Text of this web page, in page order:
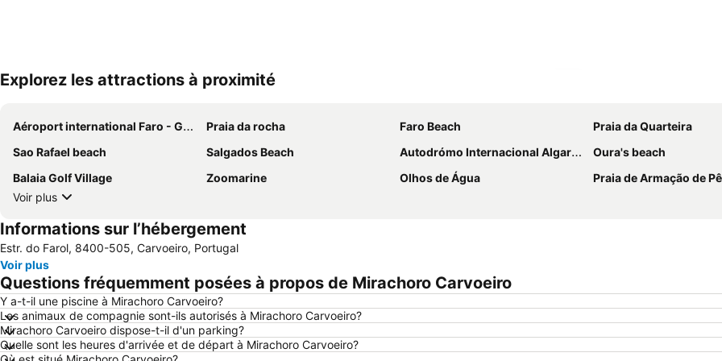
Explorez les attractions à proximité
Aéroport international Faro - Gago Coutinho Praia da rocha Faro Beach
Praia da Quarteira
Sao Rafael beach
Salgados Beach Autodrómo Internacional Algarve
Oura's beach
Balaia Golf Village
Zoomarine Olhos de Água
Praia de Armação de
Voir plus
Informations sur l’hébergement
Estr. do Farol, 8400-505, Carvoeiro, Portugal
Voir plus
Questions fréquemment posées à propos de Mirachoro Carvoeiro
Y a-t-il une piscine à Mirachoro Carvoeiro?
Les animaux de compagnie sont-ils autorisés à Mirachoro Carvoeiro?
Mirachoro Carvoeiro dispose-t-il d'un parking?
Quelle sont les heures d'arrivée et de départ à Mirachoro Carvoeiro?